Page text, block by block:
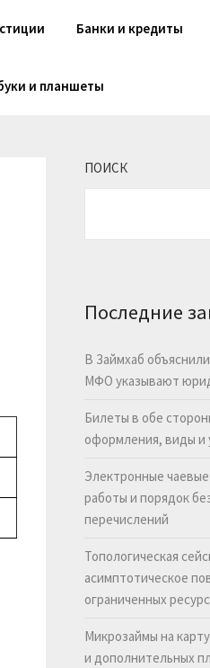
Банки и кредиты
и планшеты
ПОИСК
Последние
В Займхаб
МФО указывают
Билеты в обе
оформления, виды и
Электронные
работы и порядок
перечислений
Топологическая
асимптотическое
ограниченных
Микрозаймы на
и дополнительных